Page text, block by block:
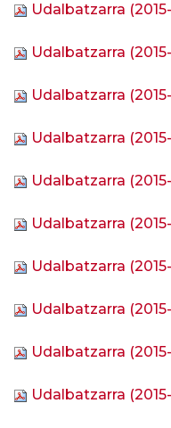
Udalbatzarra
Udalbatzarra
Udalbatzarra
Udalbatzarra
Udalbatzarra
Udalbatzarra
Udalbatzarra
Udalbatzarra
Udalbatzarra
Udalbatzarra